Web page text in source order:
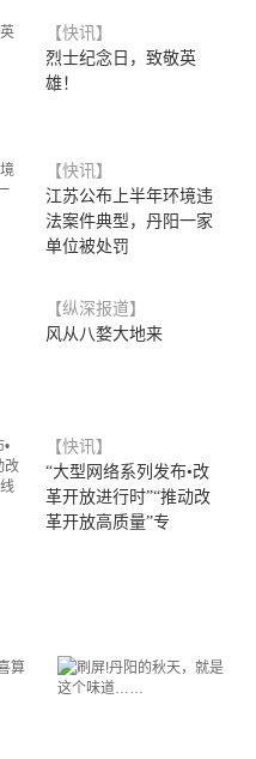
【快讯】
烈士纪念日，致敬英
雄！
【快讯】
江苏公布上半年环境违
法案件典型，丹阳一家
单位被处罚
【纵深报道】
风从八婺大地来
【快讯】
“大型网络系列发布•改
革开放进行时”“推动改
革开放高质量”专